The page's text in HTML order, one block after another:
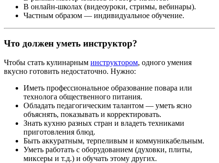
В онлайн-школах (видеоуроки, стримы, вебинары).
Частным образом — индивидуальное обучение.
Что должен уметь инструктор?
Чтобы стать кулинарным инструктором, одного умения
вкусно готовить недостаточно. Нужно:
Иметь профессиональное образование повара или
технолога общественного питания.
Обладать педагогическим талантом — уметь ясно
объяснять, показывать и корректировать.
Знать кухню разных стран и владеть техниками
приготовления блюд.
Быть аккуратным, терпеливым и коммуникабельным.
Уметь работать с оборудованием (духовки, плиты,
миксеры и т.д.) и обучать этому других.